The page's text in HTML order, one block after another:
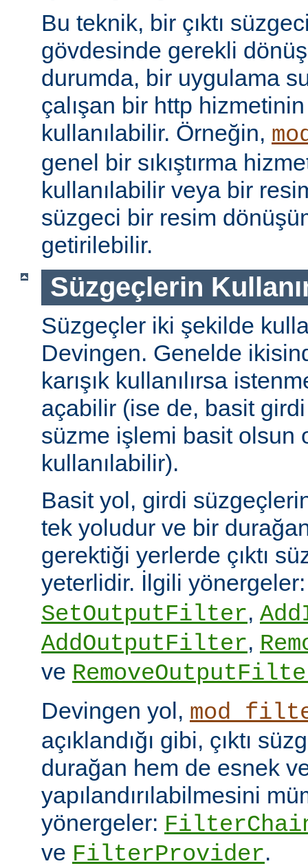
Bu teknik, bir çıktı
gövdesinde gerekli
durumda, bir uygulama
çalışan bir http
kullanılabilir. Örneğin,
genel bir sıkıştırma
kullanılabilir veya bir
süzgeci bir resim
getirilebilir.
Süzgeçlerin
Süzgeçler iki şekilde
Devingen. Genelde
karışık kullanılırsa
açabilir (ise de, basit girdi
süzme işlemi basit olsun
kullanılabilir).
Basit yol, girdi
tek yoludur ve bir
gerektiği yerlerde çıktı
yeterlidir. İlgili
SetOutputFilter,
AddOutputFilter,
ve
Devingen yol,
açıklandığı gibi, çıktı
durağan hem de esnek
yapılandırılabilmesini
yönergeler:
ve FilterProvider.